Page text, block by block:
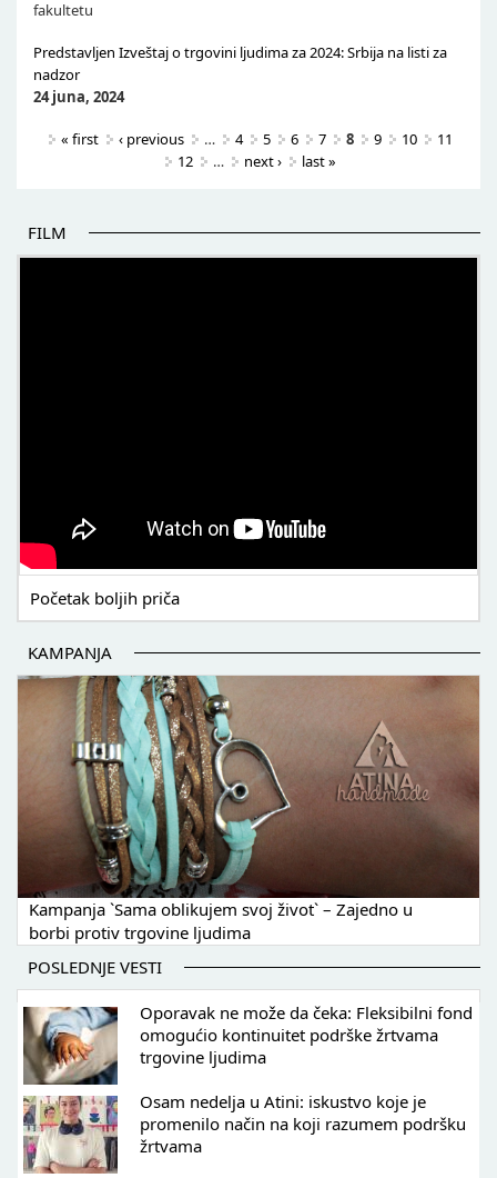
fakultetu
Predstavljen Izveštaj o trgovini ljudima za 2024: Srbija na listi za
nadzor
24 juna, 2024
Pages
« first ‹ previous … 4 5 6 7 8 9 10
11
12
… next › last »
FILM
Početak boljih priča
KAMPANJA
Kampanja `Sama oblikujem svoj život` – Zajedno u
borbi protiv trgovine ljudima
POSLEDNJE VESTI
Oporavak ne može da čeka: Fleksibilni fond
omogućio kontinuitet podrške žrtvama
trgovine ljudima
Osam nedelja u Atini: iskustvo koje je
promenilo način na koji razumem podršku
žrtvama